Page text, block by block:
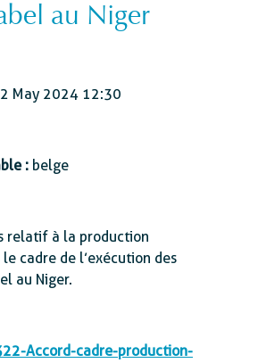
au Niger
May 2024 12:30
: belge
relatif à la production
cadre de l’exécution des
au Niger.
Accord-cadre-production-